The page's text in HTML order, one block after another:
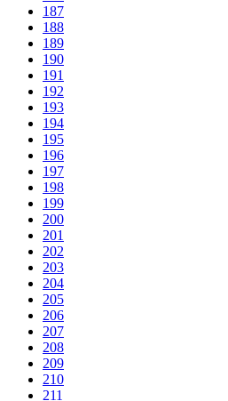
187
188
189
190
191
192
193
194
195
196
197
198
199
200
201
202
203
204
205
206
207
208
209
210
211